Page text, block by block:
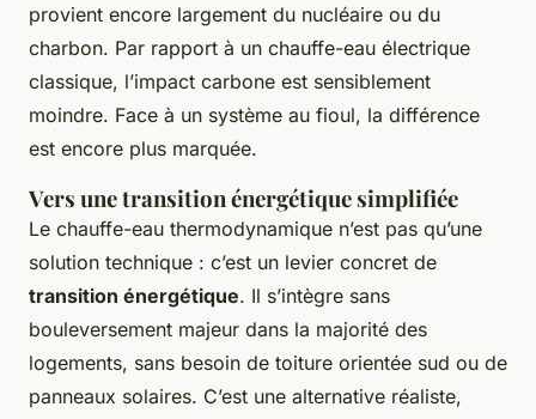
provient encore largement du nucléaire ou du
charbon. Par rapport à un chauffe-eau électrique
classique, l’impact carbone est sensiblement
moindre. Face à un système au fioul, la différence
est encore plus marquée.
Vers une transition énergétique simplifiée
Le chauffe-eau thermodynamique n’est pas qu’une
solution technique : c’est un levier concret de
transition énergétique. Il s’intègre sans
bouleversement majeur dans la majorité des
logements, sans besoin de toiture orientée sud ou de
panneaux solaires. C’est une alternative réaliste,